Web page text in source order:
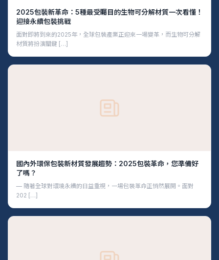
2025包裝新革命：5種最受矚目的生物可分解材質一次看懂！
迎接永續包裝挑戰
面對即將到來的2025年，全球包裝產業正迎來一場變革，而生物可分解
材質將扮演關鍵 […]
國內外環保包裝新材質發展趨勢：2025包裝革命，您準備好
了嗎？
— 隨著全球對環境永續的日益重視，一場包裝革命正悄然展開。面對
202 […]